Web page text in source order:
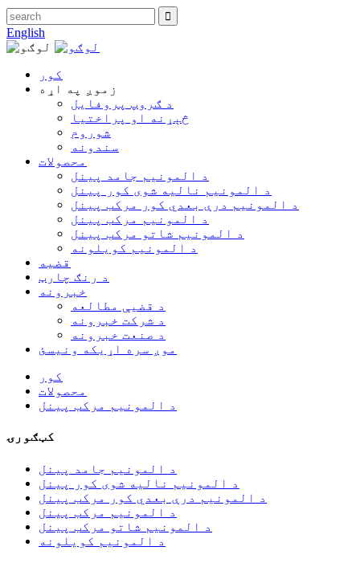
English
کور
زموږ په اړه
د ګروپ پروفایل
څېړنه او پراختیا
شوروم
سندونه
محصولات
د المونیم جامد پینل
د المونیم نالیه شوی کور پینل
د المونیم درې بعدي کور مرکب پینل
د المونیم مرکب پینل
د المونیم شاتو مرکب پینل
د المونیم کویلونه
قضیه
د رنګ چارټ
خبرونه
د قضیې مطالعه
د شرکت خبرونه
د صنعت خبرونه
موږ سره اړیکه ونیسئ
کور
محصولات
د المونیم مرکب پینل
کټګورۍ
د المونیم جامد پینل
د المونیم نالیه شوی کور پینل
د المونیم درې بعدي کور مرکب پینل
د المونیم مرکب پینل
د المونیم شاتو مرکب پینل
د المونیم کویلونه